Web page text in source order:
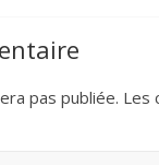
pas publiée. Les